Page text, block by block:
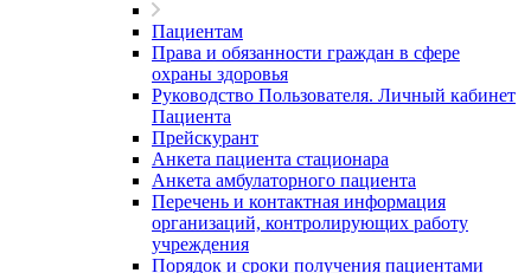
Пациентам
Права и обязанности граждан в сфере
охраны здоровья
Руководство Пользователя. Личный кабинет
Пациента
Прейскурант
Анкета пациента стационара
Анкета амбулаторного пациента
Перечень и контактная информация
организаций, контролирующих работу
учреждения
Порядок и сроки получения пациентами